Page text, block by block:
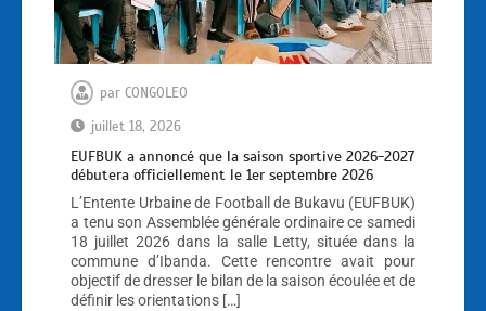
par CONGOLEO
juillet 18, 2026
EUFBUK a annoncé que la saison sportive 2026-2027
débutera officiellement le 1er septembre 2026
L’Entente Urbaine de Football de Bukavu (EUFBUK)
a tenu son Assemblée générale ordinaire ce samedi
18 juillet 2026 dans la salle Letty, située dans la
commune d’Ibanda. Cette rencontre avait pour
objectif de dresser le bilan de la saison écoulée et de
définir les orientations […]